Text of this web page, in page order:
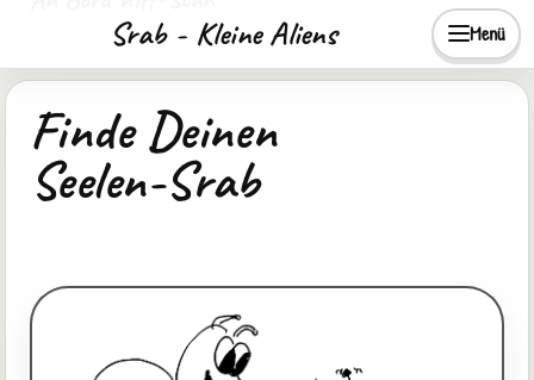
Srab - Kleine Aliens Menü
Finde Deinen
Seelen-Srab